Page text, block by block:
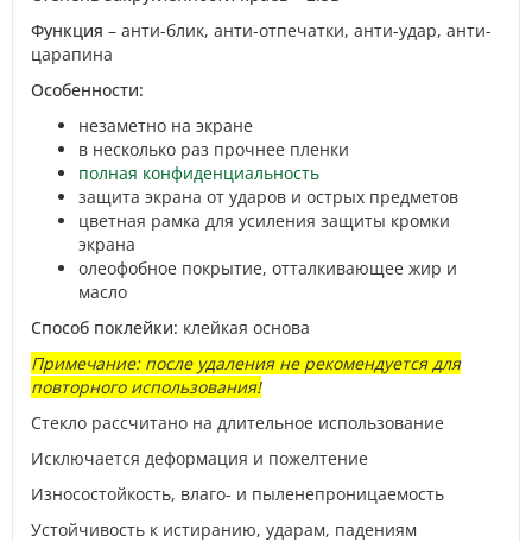
Функция – анти-блик, анти-отпечатки, анти-удар, анти-
царапина
Особенности:
незаметно на экране
в несколько раз прочнее пленки
полная конфиденциальность
защита экрана от ударов и острых предметов
цветная рамка для усиления защиты кромки
экрана
олеофобное покрытие, отталкивающее жир и
масло
Способ поклейки: клейкая основа
Примечание: после удаления не рекомендуется для
повторного использования!
Стекло рассчитано на длительное использование
Исключается деформация и пожелтение
Износостойкость, влаго- и пыленепроницаемость
Устойчивость к истиранию, ударам, падениям